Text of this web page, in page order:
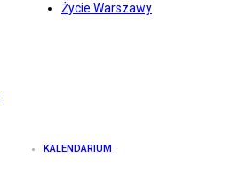
Życie Warszawy
KALENDARIUM